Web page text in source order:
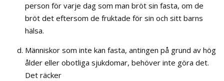
person för varje dag som man bröt sin fasta, om de
bröt det eftersom de fruktade för sin och sitt barns
hälsa.
Människor som inte kan fasta, antingen på grund av hög
ålder eller obotliga sjukdomar, behöver inte göra det.
Det räcker